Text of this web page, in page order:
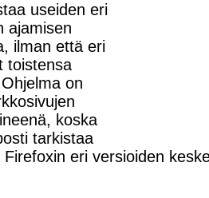
useiden eri
ajamisen
ilman että eri
toistensa
on
koska
tarkistaa
eri versioiden